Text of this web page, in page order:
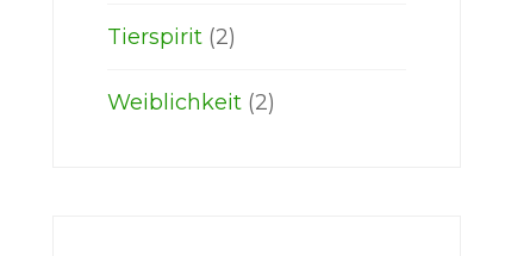
Tierspirit(2)
Weiblichkeit(2)